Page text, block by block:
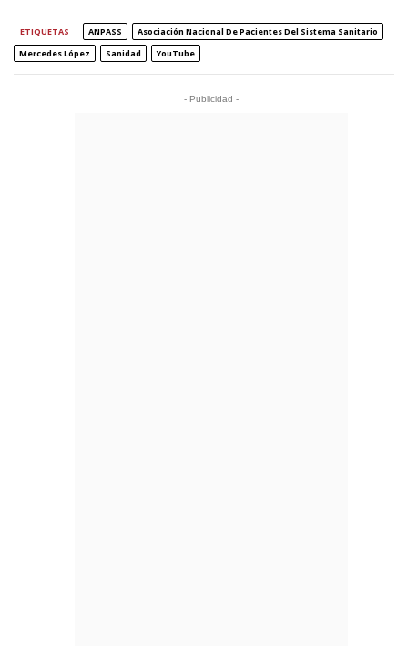
ETIQUETAS ANPASS
Asociación Nacional De Pacientes Del Sistema Sanitario
Mercedes López
Sanidad YouTube
- Publicidad -